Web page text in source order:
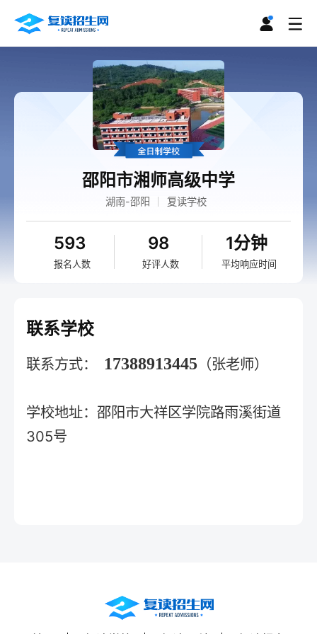
邵阳市湘师高级中学
湖南-邵阳 复读学校
593
报名人数
98
好评人数
1分钟
平均响应时间
联系学校
联系方式： 17388913445 （张老师）
学校地址：邵阳市大祥区学院路雨溪街道
305号